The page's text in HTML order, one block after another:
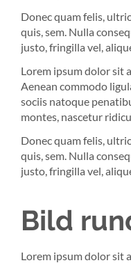
Donec quam felis,
quis, sem. Nulla
justo, fringilla vel,
Lorem ipsum dolor sit
Aenean commodo
sociis natoque
montes, nascetur
Donec quam felis,
quis, sem. Nulla
justo, fringilla vel,
Bild
Lorem ipsum dolor sit